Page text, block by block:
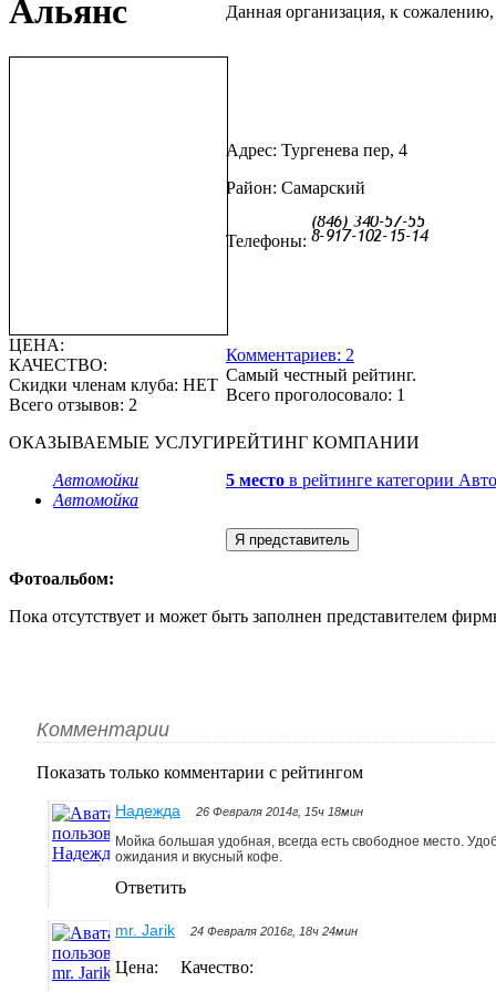
Альянс Данная организация, к
Адрес: Тургенева пер, 4
Район: Самарский
Телефоны:
ЦЕНА:
КАЧЕСТВО:
Скидки членам клуба: НЕТ
Всего отзывов: 2
Комментариев: 2
Самый честный рейтинг.
Всего проголосовало: 1
ОКАЗЫВАЕМЫЕ УСЛУГИ
Автомойки
Автомойка
РЕЙТИНГ КОМПАНИИ
5 место в рейтинге категории
Я представитель
Фотоальбом:
Пока отсутствует и может быть заполнен представителем
Комментарии
Показать только комментарии с рейтингом
Надежда 26 Февраля 2014г, 15ч 18мин
Мойка большая удобная, всегда есть свободное место.
ожидания и вкусный кофе.
Ответить
mr. Jarik 24 Февраля 2016г, 18ч 24мин
Цена: Качество: